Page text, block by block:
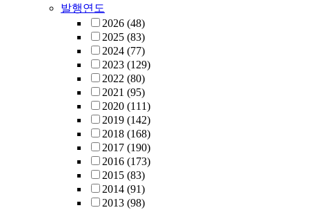
발행연도
2026 (48)
2025 (83)
2024 (77)
2023 (129)
2022 (80)
2021 (95)
2020 (111)
2019 (142)
2018 (168)
2017 (190)
2016 (173)
2015 (83)
2014 (91)
2013 (98)